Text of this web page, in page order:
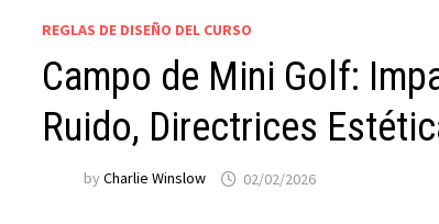
REGLAS DE DISEÑO DEL CURSO
Campo de Mini Golf:
Ruido, Directrices
byCharlie Winslow 02/02/2026